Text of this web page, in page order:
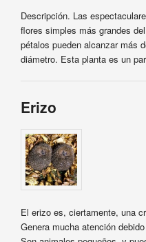
Descripción. Las
flores simples más grandes
pétalos pueden alcanzar más
diámetro. Esta planta es un
Erizo
El erizo es, ciertamente, una
Genera mucha atención